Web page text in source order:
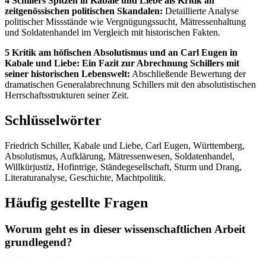
zeitgenössischen politischen Skandalen: Detaillierte Analyse
politischer Missstände wie Vergnügungssucht, Mätressenhaltung
und Soldatenhandel im Vergleich mit historischen Fakten.
5 Kritik am höfischen Absolutismus und an Carl Eugen in
Kabale und Liebe: Ein Fazit zur Abrechnung Schillers mit
seiner historischen Lebenswelt: Abschließende Bewertung der
dramatischen Generalabrechnung Schillers mit den absolutistischen
Herrschaftsstrukturen seiner Zeit.
Schlüsselwörter
Friedrich Schiller, Kabale und Liebe, Carl Eugen, Württemberg,
Absolutismus, Aufklärung, Mätressenwesen, Soldatenhandel,
Willkürjustiz, Hofintrige, Ständegesellschaft, Sturm und Drang,
Literaturanalyse, Geschichte, Machtpolitik.
Häufig gestellte Fragen
Worum geht es in dieser wissenschaftlichen Arbeit
grundlegend?